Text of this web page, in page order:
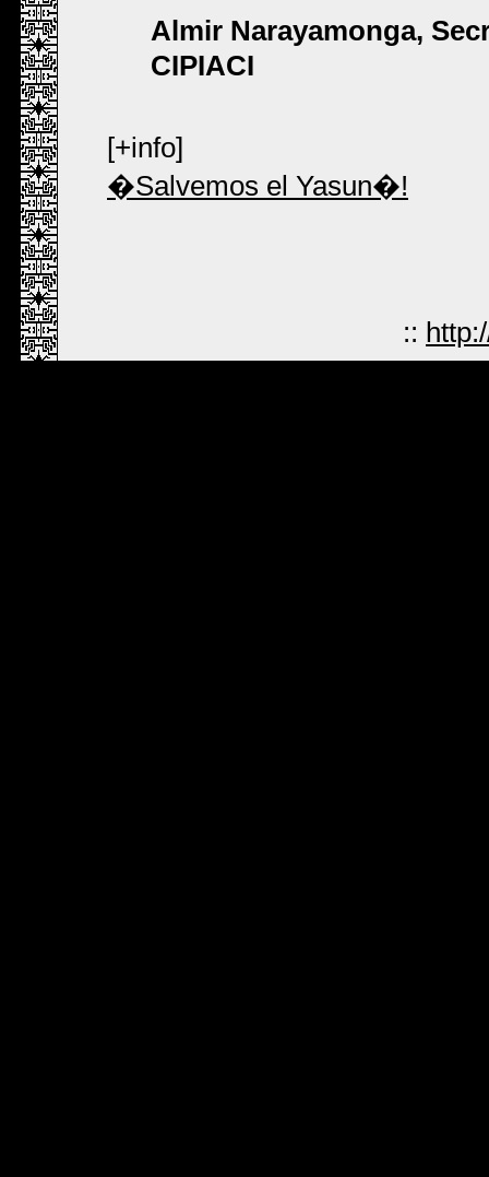
Almir Narayamonga,
CIPIACI
[+info]
�Salvemos el Yasun�!
::